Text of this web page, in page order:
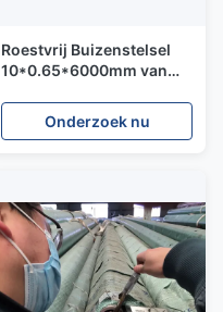
Roestvrij Buizenstelsel
10*0.65*6000mm van
ASME SA269 Onthard
Helder
Onderzoek nu